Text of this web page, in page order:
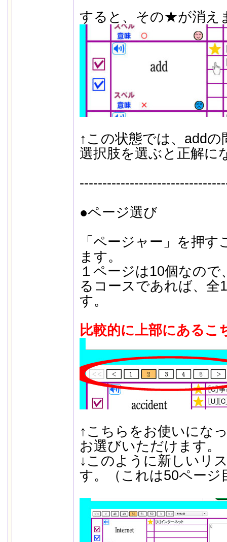
すると、その★が消え
↑この状態では、add
選択肢を選ぶと正解に
●ページ選び
「ページャー」を押
ます。
１ページは10個なの
るコースであれば、全
す。
比較的に上部にあるこ
↑こちらをお使いにな
お選びいただけます。
↓このように新しいリ
す。（これは50ページ